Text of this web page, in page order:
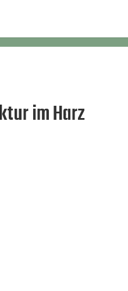
im Harz